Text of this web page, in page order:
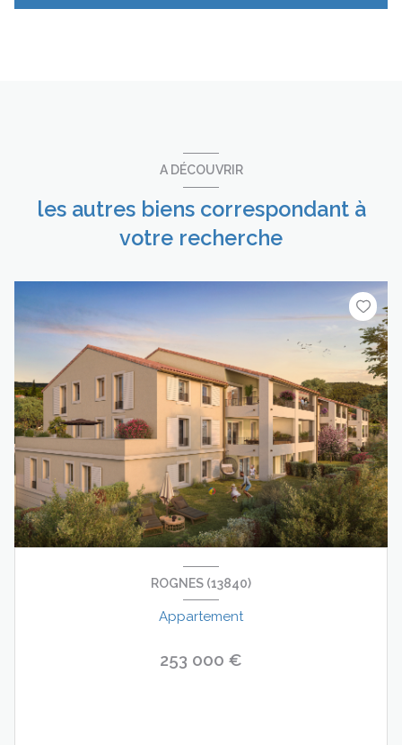
A DÉCOUVRIR
les autres biens correspondant à
votre recherche
ROGNES (13840)
Appartement
253 000 €